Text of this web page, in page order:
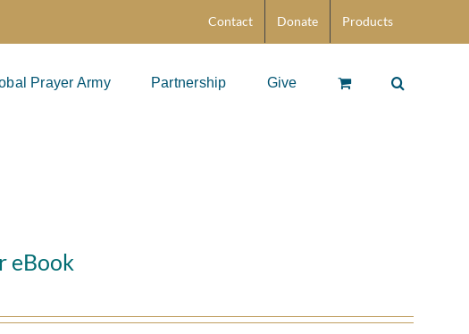
Contact Donate Products
Prayer Army Partnership Give
eBook